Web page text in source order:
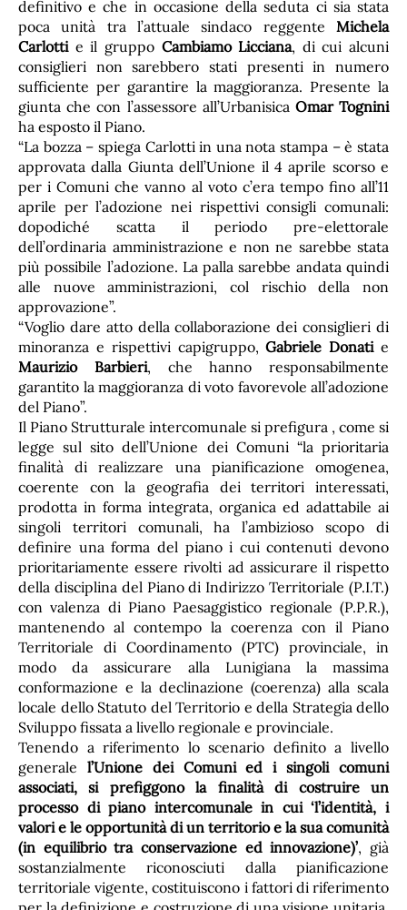
definitivo e che in occasione della seduta ci sia stata
poca unità tra l’attuale sindaco reggente Michela
Carlottie il gruppo Cambiamo Licciana, di cui alcuni
consiglieri non sarebbero stati presenti in numero
sufficiente per garantire la maggioranza. Presente la
giunta che con l’assessore all’Urbanisica Omar Tognini
ha esposto il Piano.
“La bozza – spiega Carlotti in una nota stampa – è stata
approvata dalla Giunta dell’Unione il 4 aprile scorso e
per i Comuni che vanno al voto c’era tempo fino all’11
aprile per l’adozione nei rispettivi consigli comunali:
dopodiché scatta il periodo pre-elettorale
dell’ordinaria amministrazione e non ne sarebbe stata
più possibile l’adozione. La palla sarebbe andata quindi
alle nuove amministrazioni, col rischio della non
approvazione”.
“Voglio dare atto della collaborazione dei consiglieri di
minoranza e rispettivi capigruppo,Gabriele Donatie
Maurizio Barbieri, che hanno responsabilmente
garantito la maggioranza di voto favorevole all’adozione
del Piano”.
Il Piano Strutturale intercomunale si prefigura , come si
legge sul sito dell’Unione dei Comuni “la prioritaria
finalità di realizzare una pianificazione omogenea,
coerente con la geografia dei territori interessati,
prodotta in forma integrata, organica ed adattabile ai
singoli territori comunali, ha l’ambizioso scopo di
definire una forma del piano i cui contenuti devono
prioritariamente essere rivolti ad assicurare il rispetto
della disciplina del Piano di Indirizzo Territoriale (P.I.T.)
con valenza di Piano Paesaggistico regionale (P.P.R.),
mantenendo al contempo la coerenza con il Piano
Territoriale di Coordinamento (PTC) provinciale, in
modo da assicurare alla Lunigiana la massima
conformazione e la declinazione (coerenza) alla scala
locale dello Statuto del Territorio e della Strategia dello
Sviluppo fissata a livello regionale e provinciale.
Tenendo a riferimento lo scenario definito a livello
generale l’Unione dei Comuni ed i singoli comuni
associati, si prefiggono la finalità di costruire un
processo di piano intercomunale in cui ‘l’identità, i
valori e le opportunità di un territorio e la sua comunità
(in equilibrio tra conservazione ed innovazione)’, già
sostanzialmente riconosciuti dalla pianificazione
territoriale vigente, costituiscono i fattori di riferimento